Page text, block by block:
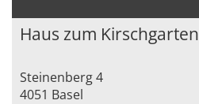
Haus zum Kirschgarten
Steinenberg 4
4051 Basel